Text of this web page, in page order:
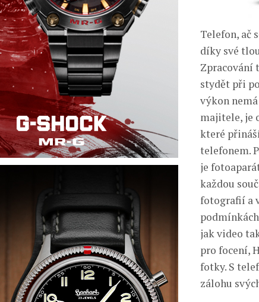
Telefon, ač
díky své
Zpracování
stydět při
výkon
majitele, je
které
telefonem.
je
každou
fotografií a
jak video
pro focení,
fotky. S
zálohu